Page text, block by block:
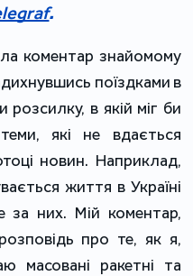
.
коментар знайомому
поїздками в
розсилку, в якій міг би
які не вдається
новин. Наприклад,
життя в Україні
за них. Мій коментар,
про те, як я,
масовані ракетні та